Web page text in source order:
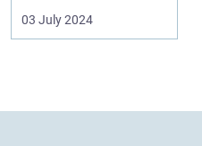
spillea...
03 July 2024